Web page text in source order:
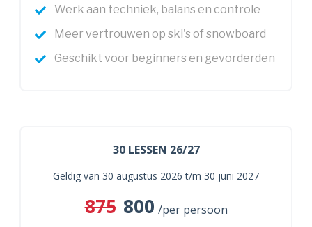
Werk aan techniek, balans en controle
Meer vertrouwen op ski's of snowboard
Geschikt voor beginners en gevorderden
30 LESSEN 26/27
Geldig van 30 augustus 2026 t/m 30 juni 2027
875 800 /per persoon